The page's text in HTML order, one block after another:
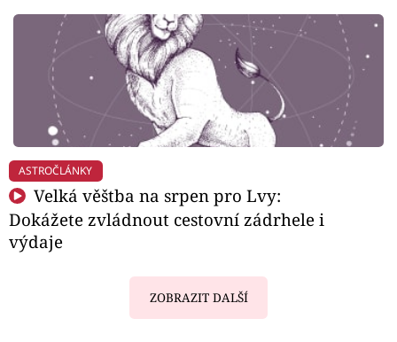
ASTROČLÁNKY
Velká věštba na srpen pro Lvy:
Dokážete zvládnout cestovní zádrhele i
výdaje
ZOBRAZIT DALŠÍ